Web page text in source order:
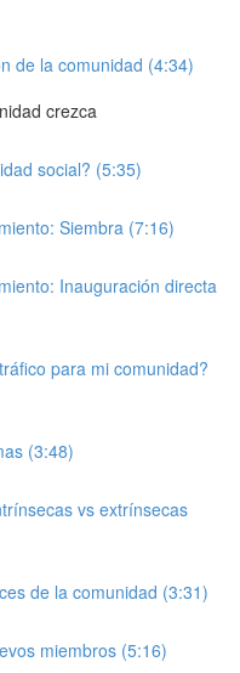
de la comunidad (4:34)
crezca
social? (5:35)
Siembra (7:16)
Inauguración directa
para mi comunidad?
(3:48)
vs extrínsecas
de la comunidad (3:31)
miembros (5:16)